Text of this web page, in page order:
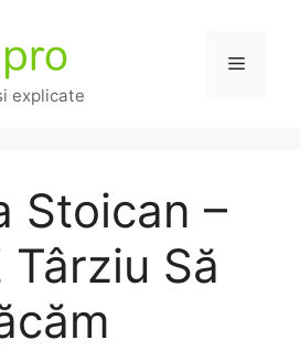
explicate
Meniu
Stoican –
Târziu Să